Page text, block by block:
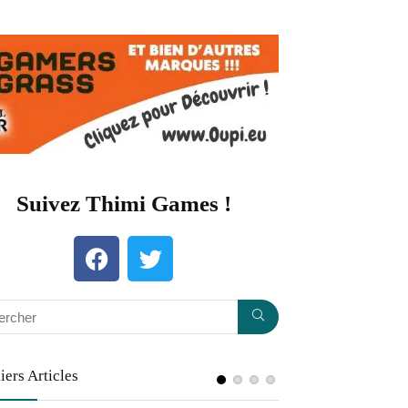
Suivez Thimi Games !​
Articles